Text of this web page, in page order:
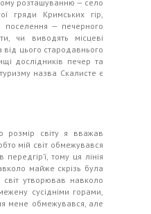
розташуванню — село
гряди Кримських гір,
поселення — печерного
чи виводять місцеві
від цього стародавнього
дослідників печер та
назва Скалисте є
розмір світу я вважав
мій світ обмежувався
тому ця лінія
майже скрізь була
світ утворював навколо
сусідніми горами,
мене обмежувався, але